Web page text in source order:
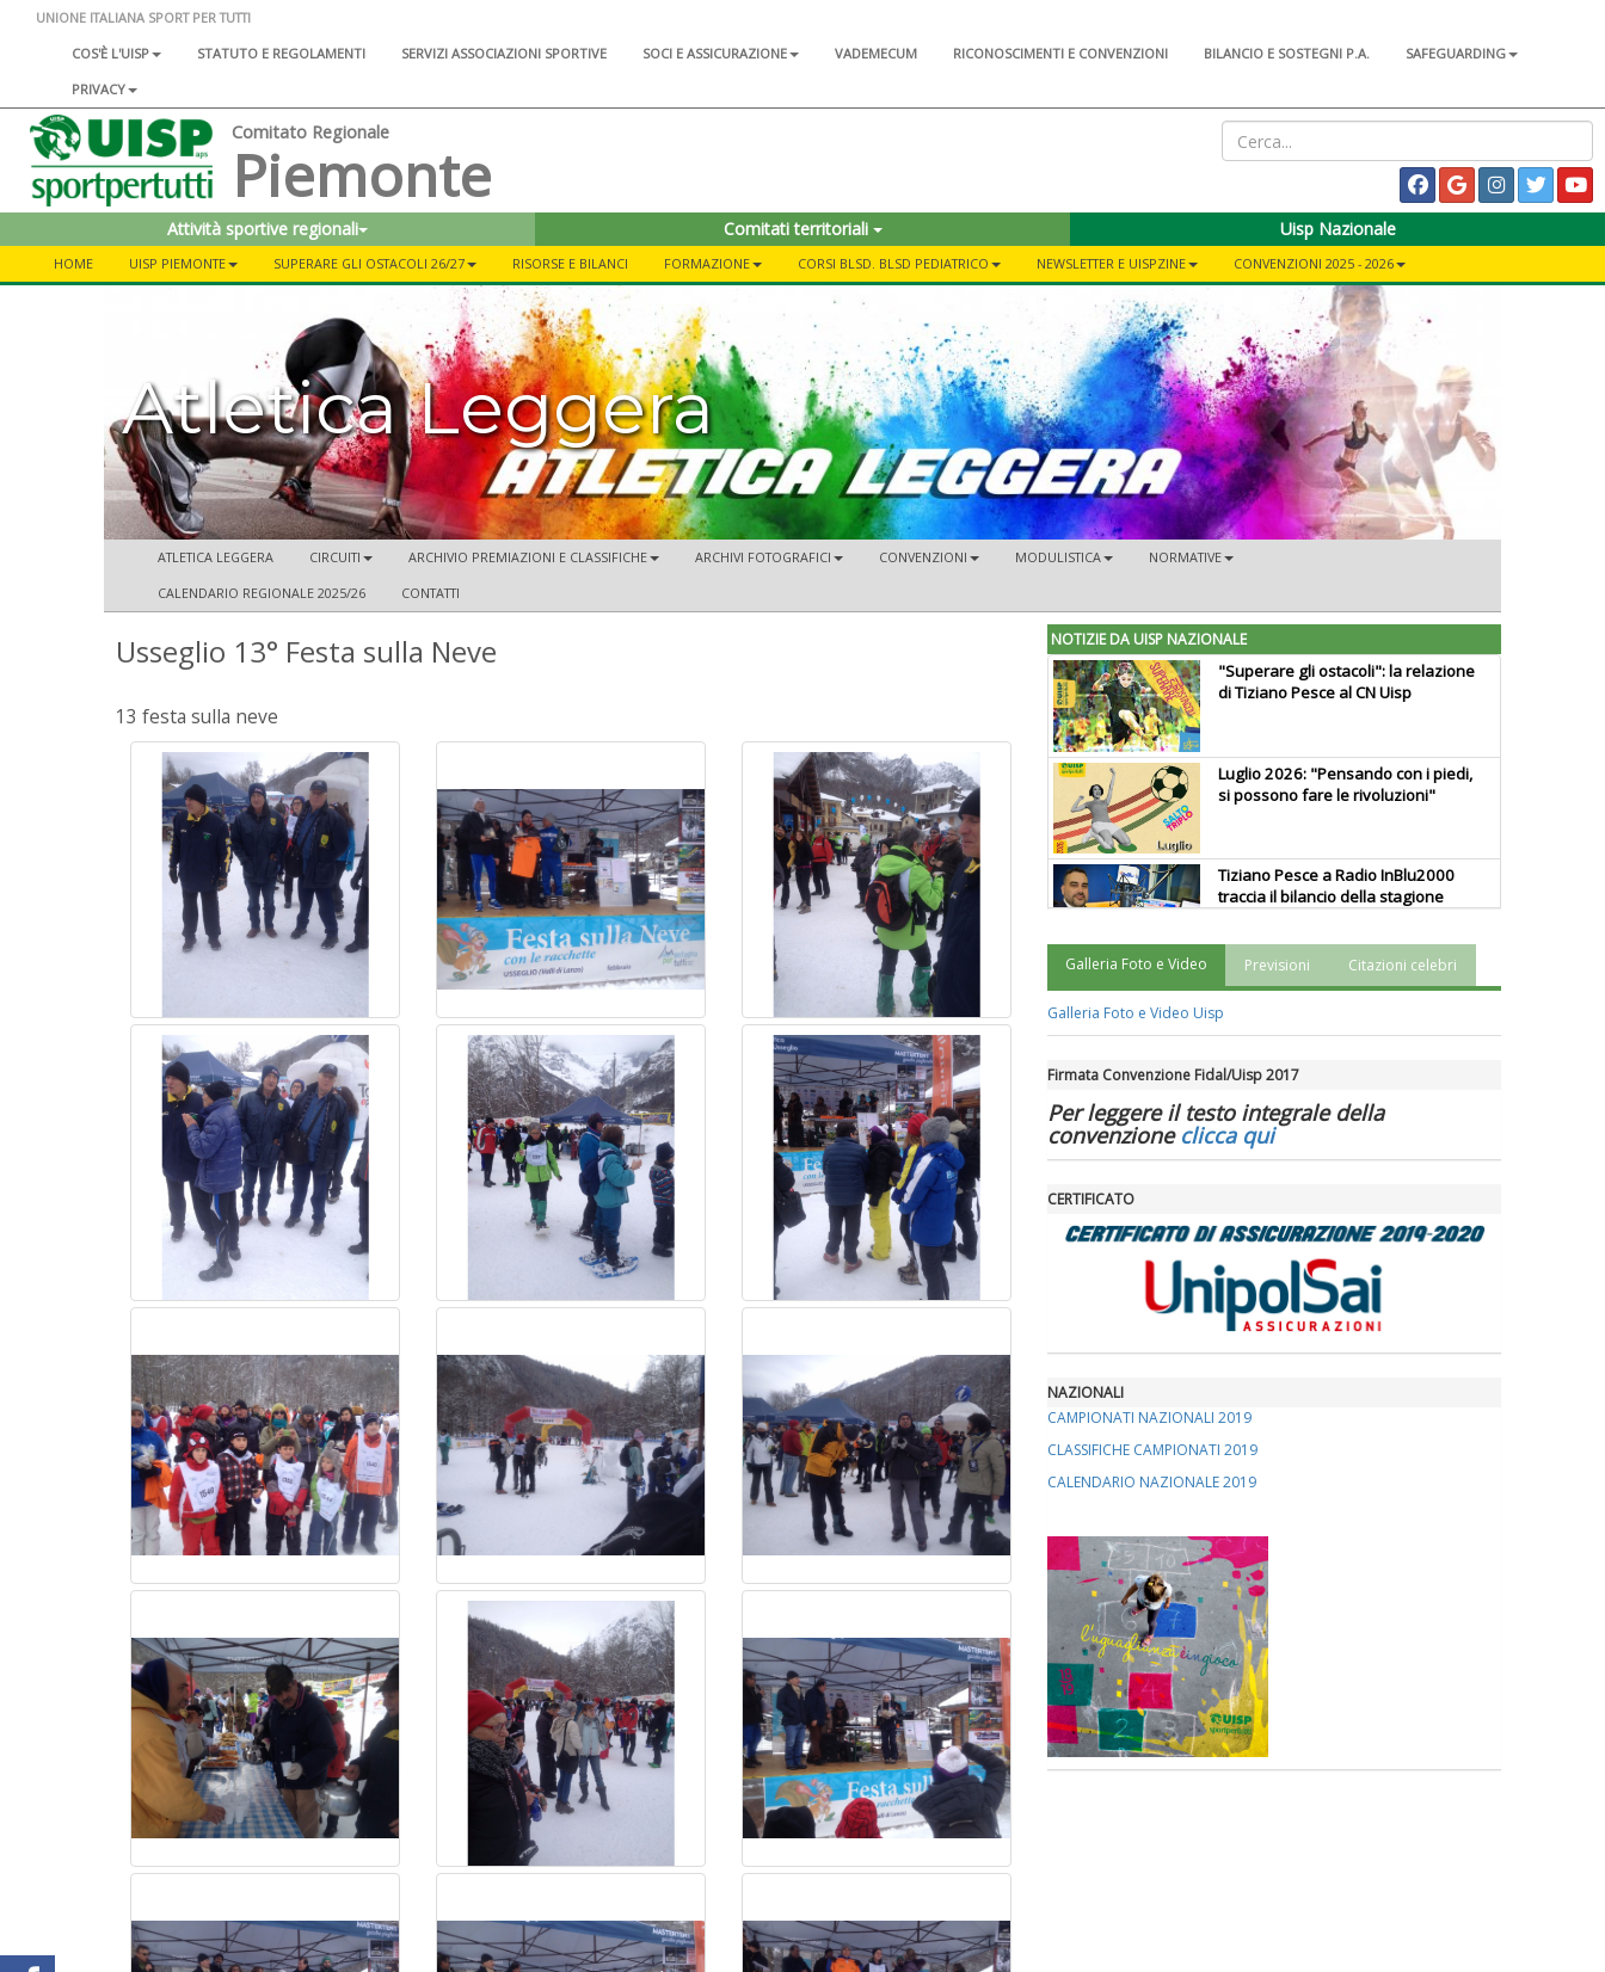
UNIONE ITALIANA SPORT PER TUTTI
COS'È L'UISP
STATUTO E REGOLAMENTI SERVIZI ASSOCIAZIONI SPORTIVE SOCI E ASSICURAZIONE VADEMECUM RICONOSCIMENTI E CONVENZIONI BILANCIO E SOSTEGNI P.A.
SAFEGUARDING
PRIVACY
Comitato Regionale
Piemonte
Attività sportive regionali Comitati territoriali Uisp Nazionale
HOME UISP PIEMONTE SUPERARE GLI OSTACOLI 26/27 RISORSE E BILANCI FORMAZIONE CORSI BLSD. BLSD PEDIATRICO NEWSLETTER E UISPZINE CONVENZIONI 2025 - 2026
Atletica Leggera
ATLETICA LEGGERA CIRCUITI ARCHIVIO PREMIAZIONI E CLASSIFICHE ARCHIVI FOTOGRAFICI CONVENZIONI MODULISTICA
NORMATIVE
CALENDARIO REGIONALE 2025/26
CONTATTI
Usseglio 13° Festa sulla Neve
13 festa sulla neve
NOTIZIE DA UISP NAZIONALE
"Superare gli ostacoli": la relazione
di Tiziano Pesce al CN Uisp
Luglio 2026: "Pensando con i piedi,
si possono fare le rivoluzioni"
Tiziano Pesce a Radio InBlu2000
traccia il bilancio della stagione
La formazione Uisp rallenta ma
prosegue anche in estate
a Roma
Galleria Foto e Video Previsioni Citazioni celebri
Galleria Foto e Video Uisp
Firmata Convenzione Fidal/Uisp 2017
Per leggere il testo integrale della
convenzione clicca qui
CERTIFICATO
NAZIONALI
CAMPIONATI NAZIONALI 2019
CLASSIFICHE CAMPIONATI 2019
CALENDARIO NAZIONALE 2019